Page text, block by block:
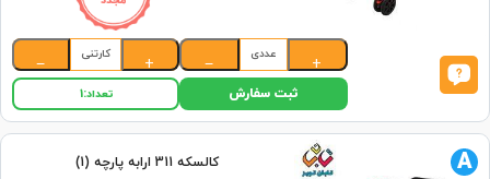
+
عددی
−
+
کارتنی
−
ثبت سفارش تعداد:1
کالسکه 311 ارابه پارچه (1) A